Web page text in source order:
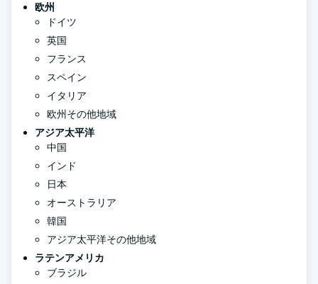
欧州
ドイツ
英国
フランス
スペイン
イタリア
欧州その他地域
アジア太平洋
中国
インド
日本
オーストラリア
韓国
アジア太平洋その他地域
ラテンアメリカ
ブラジル